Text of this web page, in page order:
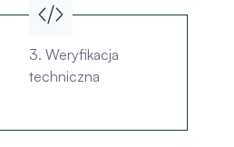
3. Weryfikacja
techniczna